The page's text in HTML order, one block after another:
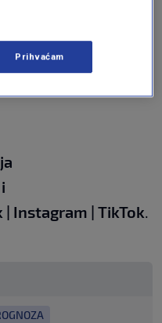
dijelu tjedna.
toplinskom valu
i
Instagram TikTok.
Prihvaćam